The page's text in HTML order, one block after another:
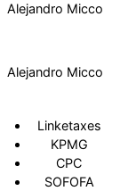
Alejandro Micco
Alejandro Micco
Linketaxes
KPMG
CPC
SOFOFA